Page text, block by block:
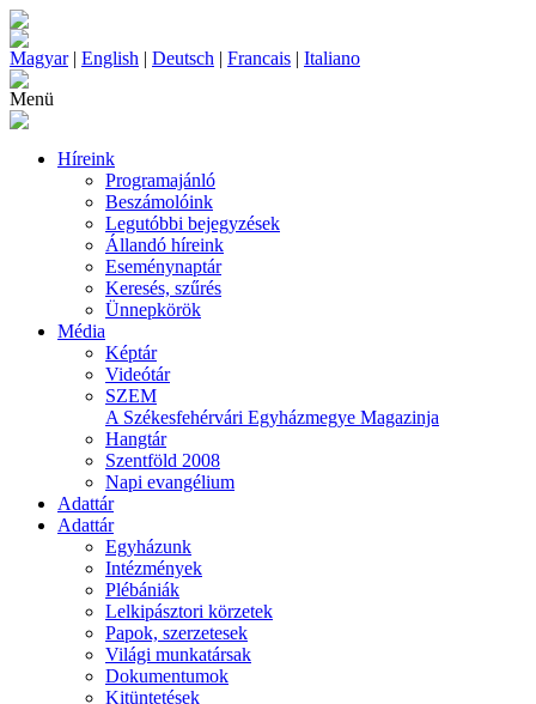
Magyar| English | Deutsch | Francais | Italiano
Menü
Híreink
Programajánló
Beszámolóink
Legutóbbi bejegyzések
Állandó híreink
Eseménynaptár
Keresés, szűrés
Ünnepkörök
Média
Képtár
Videótár
SZEM
A Székesfehérvári Egyházmegye Magazinja
Hangtár
Szentföld 2008
Napi evangélium
Adattár
Adattár
Egyházunk
Intézmények
Plébániák
Lelkipásztori körzetek
Papok, szerzetesek
Világi munkatársak
Dokumentumok
Kitüntetések